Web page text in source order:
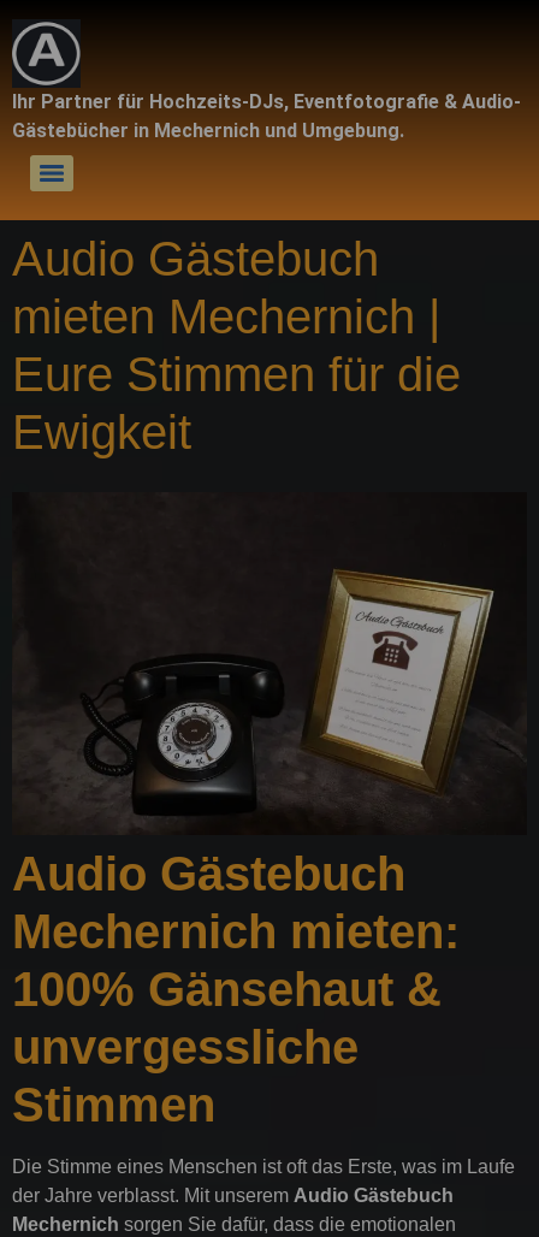
Ihr Partner für Hochzeits-DJs, Eventfotografie & Audio-
Gästebücher in Mechernich und Umgebung.
Audio Gästebuch
mieten Mechernich |
Eure Stimmen für die
Ewigkeit
Audio Gästebuch
Mechernich mieten:
100% Gänsehaut &
unvergessliche
Stimmen
Die Stimme eines Menschen ist oft das Erste, was im Laufe
der Jahre verblasst. Mit unserem Audio Gästebuch
Mechernich sorgen Sie dafür, dass die emotionalen